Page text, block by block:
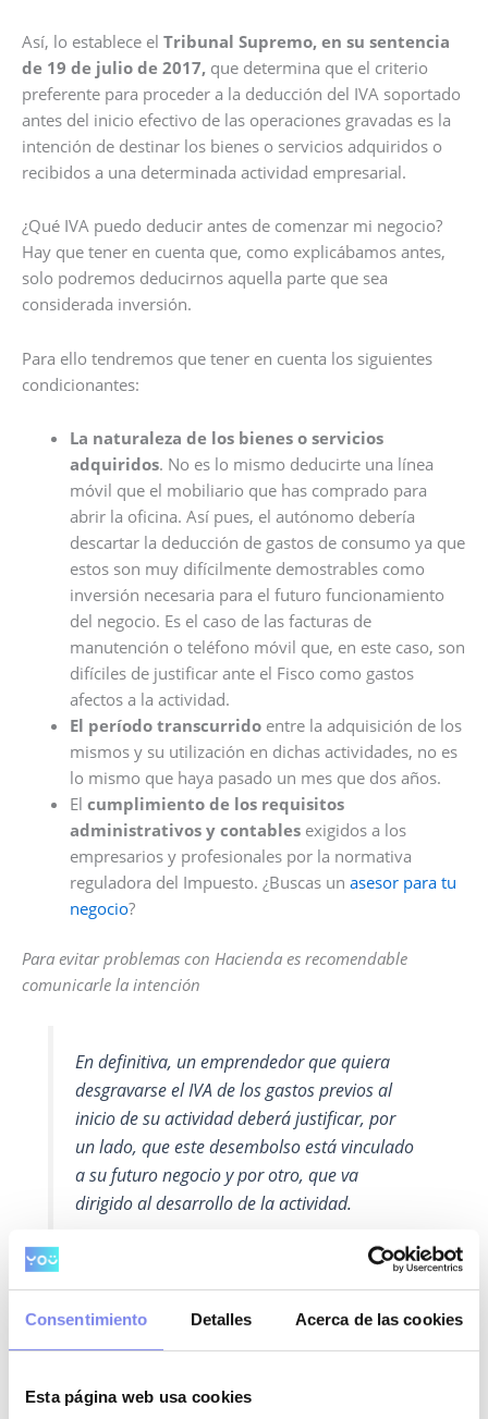
Consentimiento Detalles Acerca de las cookies
Esta página web usa cookies
Así, lo establece el Tribunal Supremo, en su sentencia
de 19 de julio de 2017, que determina que el criterio
preferente para proceder a la deducción del IVA soportado
antes del inicio efectivo de las operaciones gravadas es la
intención de destinar los bienes o servicios adquiridos o
recibidos a una determinada actividad empresarial.
¿Qué IVA puedo deducir antes de comenzar mi negocio?
Hay que tener en cuenta que, como explicábamos antes,
solo podremos deducirnos aquella parte que sea
considerada inversión.
Para ello tendremos que tener en cuenta los siguientes
condicionantes:
La naturaleza de los bienes o servicios
adquiridos. No es lo mismo deducirte una línea
móvil que el mobiliario que has comprado para
abrir la oficina. Así pues, el autónomo debería
descartar la deducción de gastos de consumo ya que
estos son muy difícilmente demostrables como
inversión necesaria para el futuro funcionamiento
del negocio. Es el caso de las facturas de
manutención o teléfono móvil que, en este caso, son
difíciles de justificar ante el Fisco como gastos
afectos a la actividad.
El período transcurridoentre la adquisición de los
mismos y su utilización en dichas actividades, no es
lo mismo que haya pasado un mes que dos años.
El cumplimiento de los requisitos
administrativos y contablesexigidos a los
empresarios y profesionales por la normativa
reguladora del Impuesto. ¿Buscas un asesor para tu
negocio?
Para evitar problemas con Hacienda es recomendable
comunicarle la intención
En definitiva, un emprendedor que quiera
desgravarse el IVA de los gastos previos al
inicio de su actividad deberá justificar, por
un lado, que este desembolso está vinculado
a su futuro negocio y por otro, que va
dirigido al desarrollo de la actividad.
Déjanos en comentarios tus dudas.
Deja un comentario